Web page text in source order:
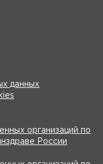
данных
организаций по
России